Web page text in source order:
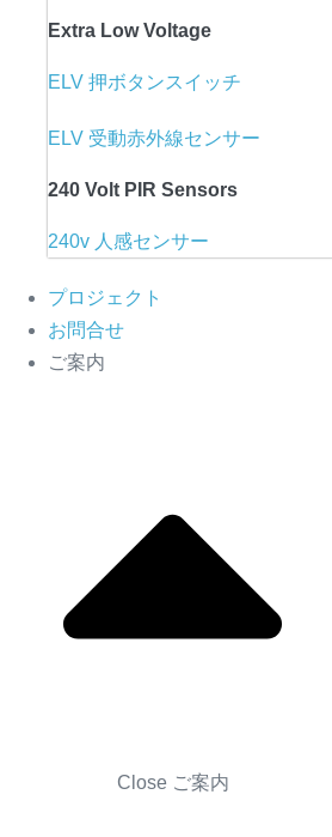
Extra Low Voltage
ELV 押ボタンスイッチ
ELV 受動赤外線センサー
240 Volt PIR Sensors
240v 人感センサー
プロジェクト
お問合せ
ご案内
Close ご案内